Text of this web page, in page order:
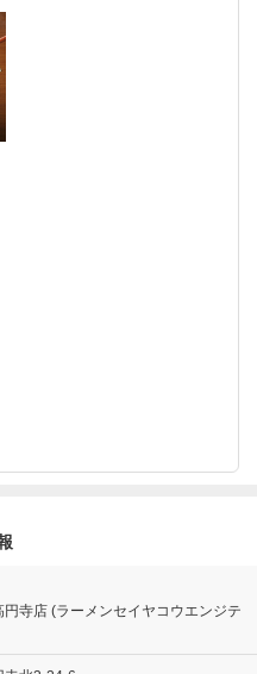
円寺店 (ラーメンセイヤコウエンジテ